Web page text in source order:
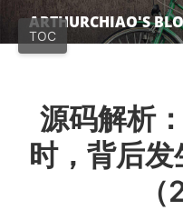
ARTHURCHIAO'S
Home
Articles (EN)
Categories
About
TOC
源码解析
时，背后发